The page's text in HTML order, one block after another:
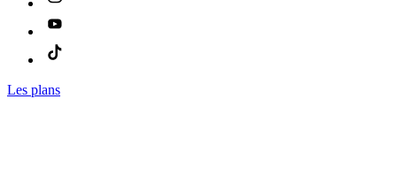
Les plans